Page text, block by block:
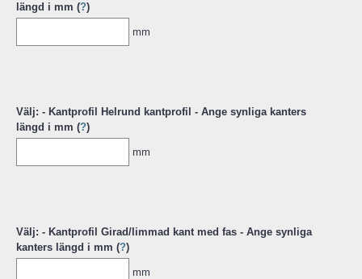
längd i mm (?)
mm
Välj: - Kantprofil Helrund kantprofil - Ange synliga kanters
längd i mm (?)
mm
Välj: - Kantprofil Girad/limmad kant med fas - Ange synliga
kanters längd i mm (?)
mm